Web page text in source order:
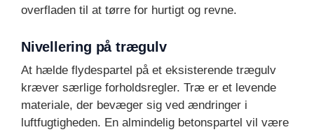
overfladen til at tørre for hurtigt og revne.
Nivellering på trægulv
At hælde flydespartel på et eksisterende trægulv
kræver særlige forholdsregler. Træ er et levende
materiale, der bevæger sig ved ændringer i
luftfugtigheden. En almindelig betonspartel vil være